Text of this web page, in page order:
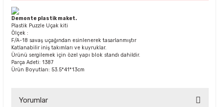
Demonte plastik maket.
Plastik Puzzle Uçak kiti
Ölçek :
F/A-18 savaş uçağından esinlenerek tasarlanmıştır
Katlanabilir iniş takımları ve kuyruklar.
Ürünü sergilemek için özel yapı blok standı dahildir.
Parça Adeti: 1387
Ürün Boyutları: 53.5*41*13cm
Yorumlar